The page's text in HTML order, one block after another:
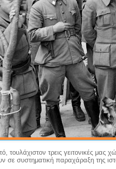
τουλάχιστον τρεις γειτονικές μας
σε συστηματική παραχάραξη της